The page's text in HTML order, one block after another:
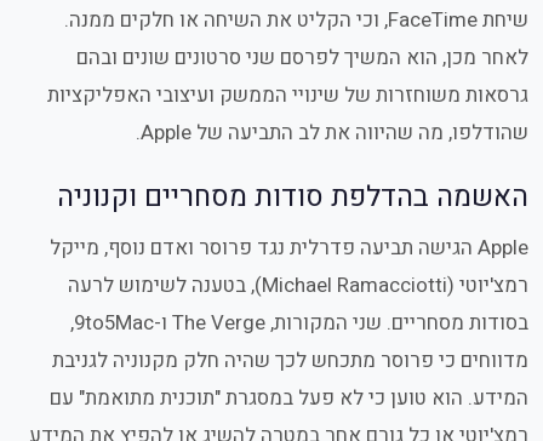
שיחת FaceTime, וכי הקליט את השיחה או חלקים ממנה.
לאחר מכן, הוא המשיך לפרסם שני סרטונים שונים ובהם
גרסאות משוחזרות של שינויי הממשק ועיצובי האפליקציות
שהודלפו, מה שהיווה את לב התביעה של Apple.
האשמה בהדלפת סודות מסחריים וקנוניה
Apple הגישה תביעה פדרלית נגד פרוסר ואדם נוסף, מייקל
רמצ'יוטי (Michael Ramacciotti), בטענה לשימוש לרעה
בסודות מסחריים. שני המקורות, The Verge ו-9to5Mac,
מדווחים כי פרוסר מתכחש לכך שהיה חלק מקנוניה לגניבת
המידע. הוא טוען כי לא פעל במסגרת "תוכנית מתואמת" עם